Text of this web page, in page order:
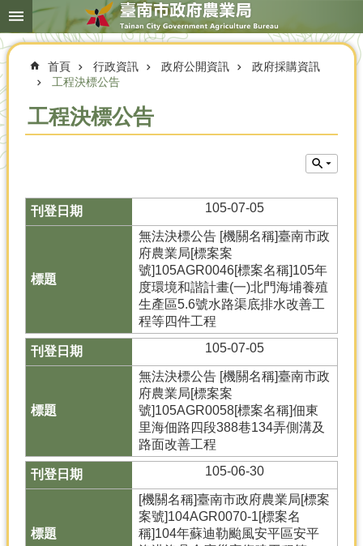
跳到主要內容區塊
搜
尋
進
選
首頁 行政資訊 政府公開資訊
政府採購資訊
工程決標公告
工程決標公告
105-07-05
無法決標公告 [機關名稱]臺南市政
府農業局[標案案
號]105AGR0046[標案名稱]105年
度環境和諧計畫(一)北門海埔養殖
生產區5.6號水路渠底排水改善工
程等四件工程
105-07-05
無法決標公告 [機關名稱]臺南市政
府農業局[標案案
號]105AGR0058[標案名稱]佃東
里海佃路四段388巷134弄側溝及
路面改善工程
105-06-30
[機關名稱]臺南市政府農業局[標案
案號]104AGR0070-1[標案名
稱]104年蘇迪勒颱風安平區安平